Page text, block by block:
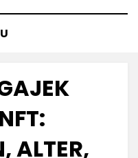
ALTER,